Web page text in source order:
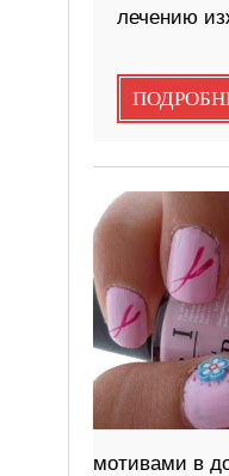
лечению
мотивами в